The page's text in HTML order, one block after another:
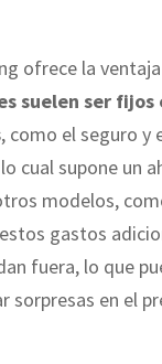
ofrece la
suelen ser fijos
, como el seguro y
cual supone un
modelos,
gastos
fuera, lo que
sorpresas en el